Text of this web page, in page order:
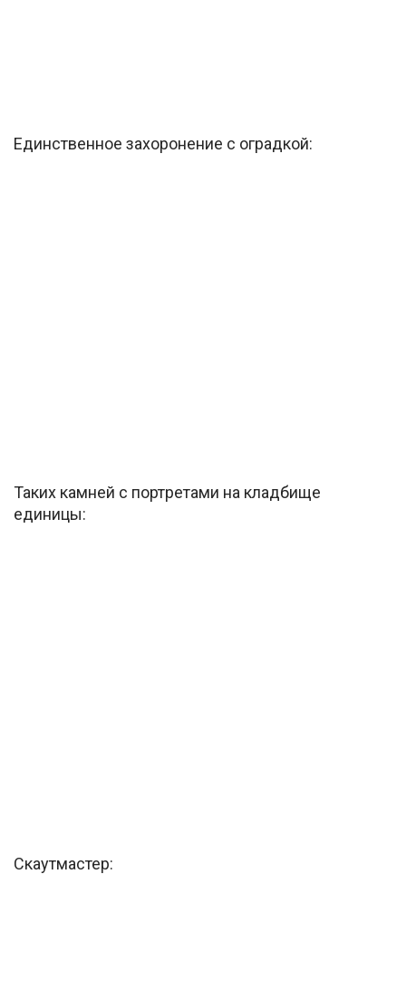
Единственное захоронение с оградкой:
Таких камней с портретами на кладбище
единицы:
Скаутмастер: